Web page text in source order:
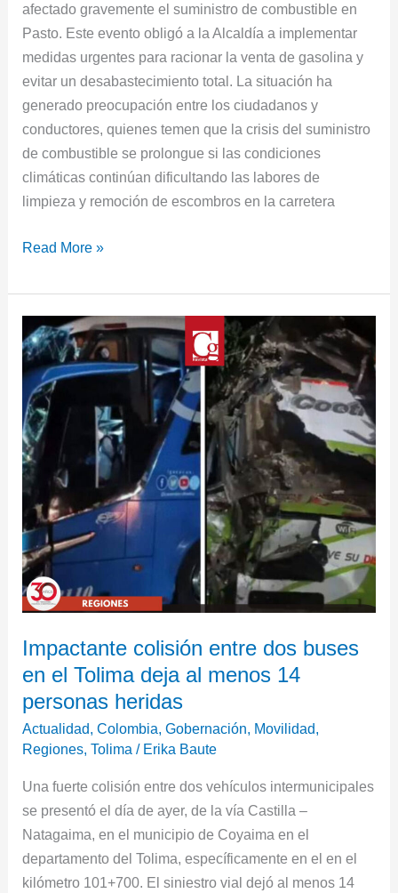
afectado gravemente el suministro de combustible en
Pasto. Este evento obligó a la Alcaldía a implementar
medidas urgentes para racionar la venta de gasolina y
evitar un desabastecimiento total. La situación ha
generado preocupación entre los ciudadanos y
conductores, quienes temen que la crisis del suministro
de combustible se prolongue si las condiciones
climáticas continúan dificultando las labores de
limpieza y remoción de escombros en la carretera
Read More »
Impactante colisión entre dos buses
en el Tolima deja al menos 14
personas heridas
Actualidad,Colombia,Gobernación, Movilidad,
Regiones,Tolima / Erika Baute
Una fuerte colisión entre dos vehículos intermunicipales
se presentó el día de ayer, de la vía Castilla –
Natagaima, en el municipio de Coyaima en el
departamento del Tolima, específicamente en el en el
kilómetro 101+700. El siniestro vial dejó al menos 14
Impactante
colisión
entre
dos
buses
en
el
Tolima
deja
menos
14
personas
heridas